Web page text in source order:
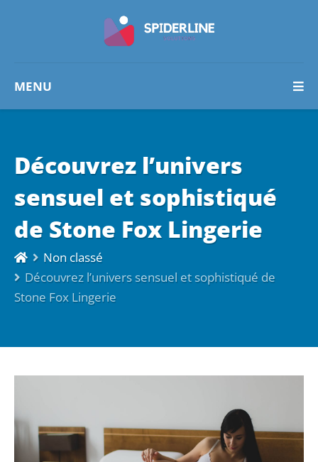
MENU
Découvrez l’univers
sensuel et sophistiqué
de Stone Fox Lingerie
Non classé
Découvrez l’univers sensuel et sophistiqué de
Stone Fox Lingerie